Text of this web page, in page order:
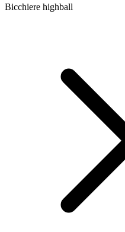
Bicchiere highball